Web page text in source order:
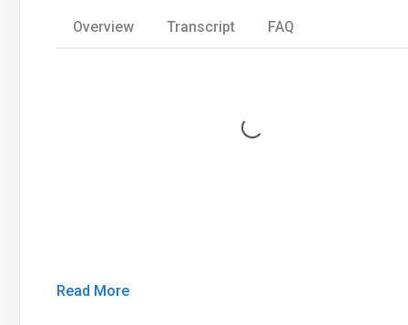
Overview Transcript FAQ
Loading...
Read More